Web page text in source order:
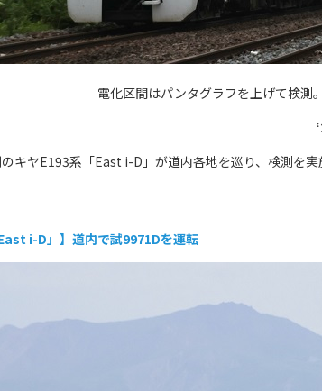
電化区間はパンタグラフを上げて検測。
キヤE193系「East i-D」が道内各地を巡り、検測を
i-D」】道内で試9971Dを運転